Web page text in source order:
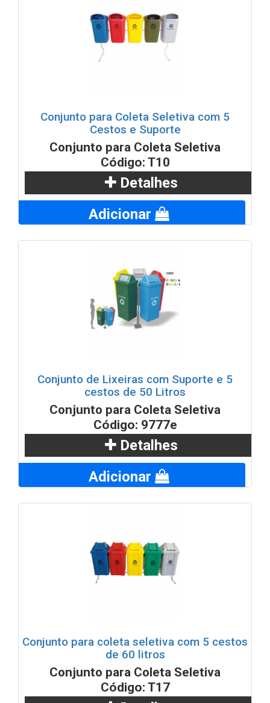
Conjunto para Coleta Seletiva com 5
Cestos e Suporte
Conjunto para Coleta Seletiva
Código: T10
Detalhes
Adicionar
Conjunto de Lixeiras com Suporte e 5
cestos de 50 Litros
Conjunto para Coleta Seletiva
Código: 9777e
Detalhes
Adicionar
Conjunto para coleta seletiva com 5 cestos
de 60 litros
Conjunto para Coleta Seletiva
Código: T17